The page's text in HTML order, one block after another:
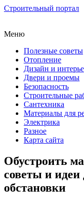
Строительный портал
Меню
Полезные советы
Отопление
Дизайн и
Двери и проемы
Безопасность
Строительные
Сантехника
Материалы для
Электрика
Разное
Карта сайта
Обустроить
советы и
обстановки